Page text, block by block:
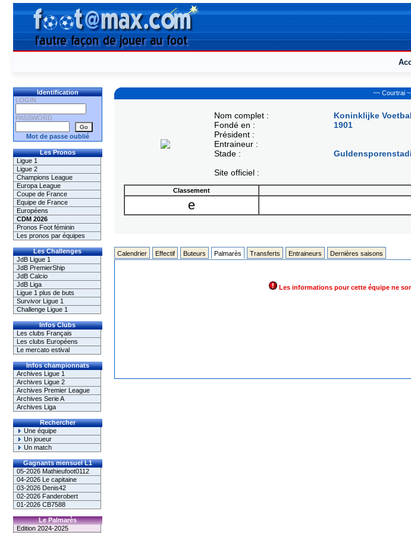
Identification
LOGIN
PASSWORD
Mot de passe oublié
Les Pronos
Ligue 1
Ligue 2
Champions League
Europa League
Coupe de France
Equipe de France
Européens
CDM 2026
Pronos Foot féminin
Les pronos par équipes
Les Challenges
JdB Ligue 1
JdB PremierShip
JdB Calcio
JdB Liga
Ligue 1 plus de buts
Survivor Ligue 1
Challenge Ligue 1
Infos Clubs
Les clubs Français
Les clubs Européens
Le mercato estival
Infos championnats
Archives Ligue 1
Archives Ligue 2
Archives Premier League
Archives Serie A
Archives Liga
Rechercher
Une équipe
Un joueur
Un match
Gagnants mensuel L1
05-2026 Mathieufoot0112
04-2026 Le capitaine
03-2026 Denis42
02-2026 Fanderobert
01-2026 CB7588
Le Palmarès
Edition 2024-2025
~~ Courtrai
Nom complet :
Fondé en :
Président :
Entraineur :
Stade :
Site officiel :
Koninklijke
1901
Classement
e
Calendrier Effectif Buteurs Palmarès Transferts Entraineurs Dernières saisons
Les informations pour cette équipe ne